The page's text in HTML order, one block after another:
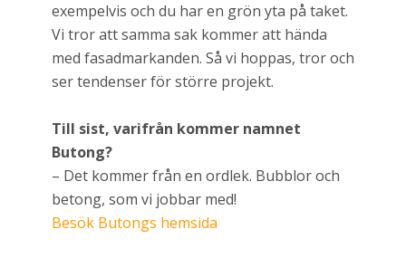
exempelvis och du har en grön yta på taket.
Vi tror att samma sak kommer att hända
med fasadmarkanden. Så vi hoppas, tror och
ser tendenser för större projekt.
Till sist, varifrån kommer namnet
Butong?
– Det kommer från en ordlek. Bubblor och
betong, som vi jobbar med!
Besök Butongs hemsida